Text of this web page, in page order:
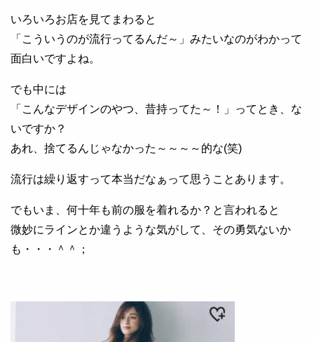
いろいろお店を見てまわると
「こういうのが流行ってるんだ～」みたいなのがわかって
面白いですよね。
でも中には
「こんなデザインのやつ、昔持ってた～！」ってとき、な
いですか？
あれ、捨てるんじゃなかった～～～～的な(笑)
流行は繰り返すって本当だなぁって思うことあります。
でもいま、何十年も前の服を着れるか？と言われると
微妙にラインとか違うような気がして、その勇気ないか
も・・・＾＾；